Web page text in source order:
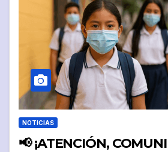
NOTICIAS
📢 ¡ATENCIÓN,